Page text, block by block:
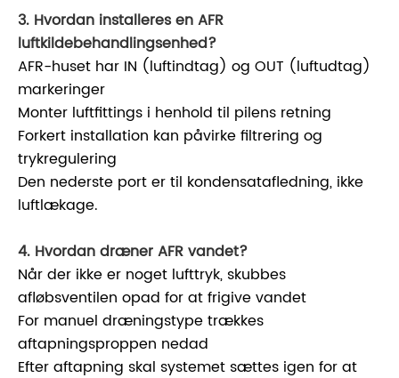
3. Hvordan installeres en AFR
luftkildebehandlingsenhed?
AFR-huset har IN (luftindtag) og OUT (luftudtag)
markeringer
Monter luftfittings i henhold til pilens retning
Forkert installation kan påvirke filtrering og
trykregulering
Den nederste port er til kondensatafledning, ikke
luftlækage.
4. Hvordan dræner AFR vandet?
Når der ikke er noget lufttryk, skubbes
afløbsventilen opad for at frigive vandet
For manuel dræningstype trækkes
aftapningsproppen nedad
Efter aftapning skal systemet sættes igen for at